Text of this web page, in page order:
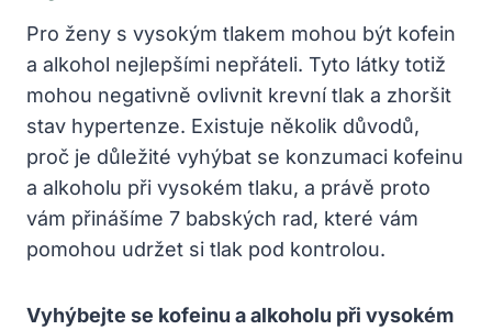
Pro ženy s vysokým tlakem mohou být kofein
a alkohol nejlepšími nepřáteli. Tyto látky totiž
mohou negativně ovlivnit krevní tlak a zhoršit
stav hypertenze. Existuje několik důvodů,
proč je důležité vyhýbat se konzumaci kofeinu
a alkoholu při vysokém tlaku, a právě proto
vám přinášíme 7 babských rad, které vám
pomohou udržet si tlak pod kontrolou.
Vyhýbejte se kofeinu a alkoholu při vysokém